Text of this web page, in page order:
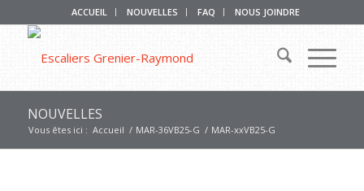
ACCUEIL NOUVELLES FAQ NOUS JOINDRE
NOUVELLES
Vous êtes ici : Accueil / MAR-36VB25-G / MAR-xxVB25-G